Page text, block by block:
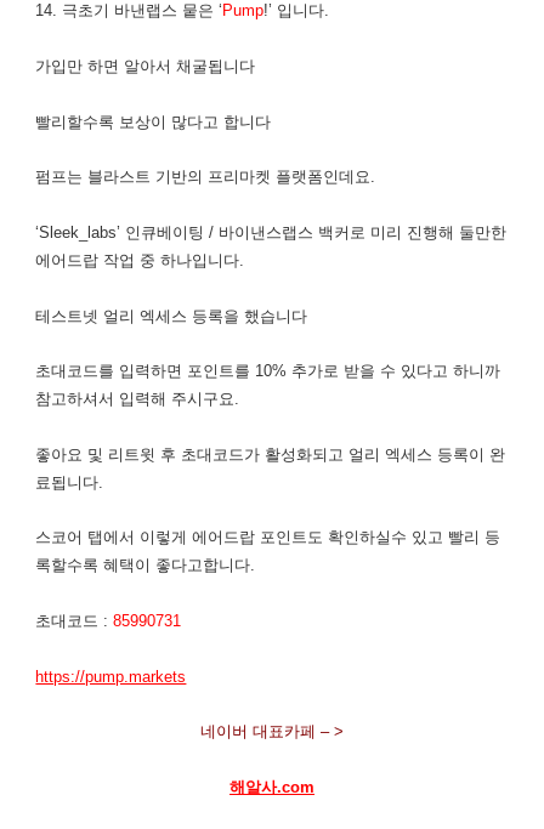
14. 극초기 바낸랩스 뭍은 ‘ Pump!’ 입니다.
가입만 하면 알아서 채굴됩니다
​빨리할수록 보상이 많다고 합니다
펌프는 블라스트 기반의 프리마켓 플랫폼인데요.
‘Sleek_labs’ 인큐베이팅 / 바이낸스랩스 백커로 미리 진행해 둘만한
에어드랍 작업 중 하나입니다.
​테스트넷 얼리 엑세스 등록을 했습니다
초대코드를 입력하면 포인트를 10% 추가로 받을 수 있다고 하니까
참고하셔서 입력해 주시구요.
좋아요 및 리트윗 후 초대코드가 활성화되고 얼리 엑세스 등록이 완
료됩니다.
스코어 탭에서 이렇게 에어드랍 포인트도 확인하실수 있고 빨리 등
록할수록 혜택이 좋다고합니다.
초대코드 :85990731
https://pump.markets
네이버 대표카페 – >
해알사.com